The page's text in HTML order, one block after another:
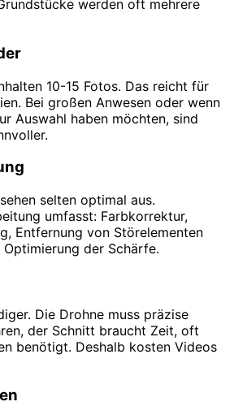
werden oft mehrere
10-15 Fotos. Das reicht für
Bei großen Anwesen oder wenn
Auswahl haben möchten, sind
selten optimal aus.
umfasst: Farbkorrektur,
Entfernung von Störelementen
der Schärfe.
Die Drohne muss präzise
der Schnitt braucht Zeit, oft
benötigt. Deshalb kosten Videos